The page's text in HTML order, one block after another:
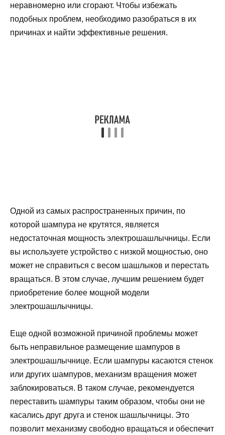
неравномерно или сгорают. Чтобы избежать
подобных проблем, необходимо разобраться в их
причинах и найти эффективные решения.
Одной из самых распространенных причин, по
которой шампура не крутятся, является
недостаточная мощность электрошашлычницы. Если
вы используете устройство с низкой мощностью, оно
может не справиться с весом шашлыков и перестать
вращаться. В этом случае, лучшим решением будет
приобретение более мощной модели
электрошашлычницы.
Еще одной возможной причиной проблемы может
быть неправильное размещение шампуров в
электрошашлычнице. Если шампуры касаются стенок
или других шампуров, механизм вращения может
заблокироваться. В таком случае, рекомендуется
переставить шампуры таким образом, чтобы они не
касались друг друга и стенок шашлычницы. Это
позволит механизму свободно вращаться и обеспечит